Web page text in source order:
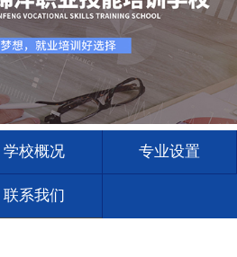
学校概况 专业设置
联系我们